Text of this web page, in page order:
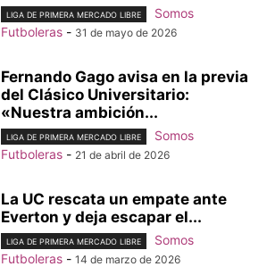
LIGA DE PRIMERA MERCADO LIBRE
Somos
Futboleras - 31 de mayo de 2026
Fernando Gago avisa en la previa
del Clásico Universitario:
«Nuestra ambición...
LIGA DE PRIMERA MERCADO LIBRE
Somos
Futboleras - 21 de abril de 2026
La UC rescata un empate ante
Everton y deja escapar el...
LIGA DE PRIMERA MERCADO LIBRE
Somos
Futboleras - 14 de marzo de 2026